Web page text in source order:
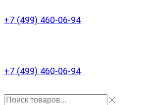
+7 (499) 460-06-94
+7 (499) 460-06-94